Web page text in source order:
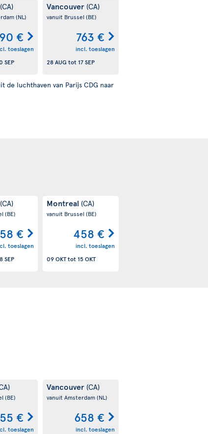
(CA)
(NL)
€
toeslagen
SEP
Vancouver (CA)
vanuit Brussel (BE)
763 €
incl. toeslagen
28 AUG tot 17 SEP
luchthaven van Parijs CDG naar
(CA)
(BE)
€
toeslagen
SEP
Montreal (CA)
vanuit Brussel(BE)
458 €
incl. toeslagen
09 OKTtot 15 OKT
(BE)
€
toeslagen
Vancouver (CA)
vanuit Amsterdam(NL)
658 €
incl. toeslagen